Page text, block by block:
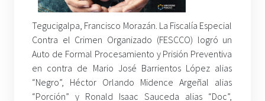
Tegucigalpa, Francisco Morazán. La Fiscalía Especial
Contra el Crimen Organizado (FESCCO) logró un
Auto de Formal Procesamiento y Prisión Preventiva
en contra de Mario José Barrientos López alias
“Negro”, Héctor Orlando Midence Argeñal alias
“Porción” y Ronald Isaac Sauceda alias “Doc”,